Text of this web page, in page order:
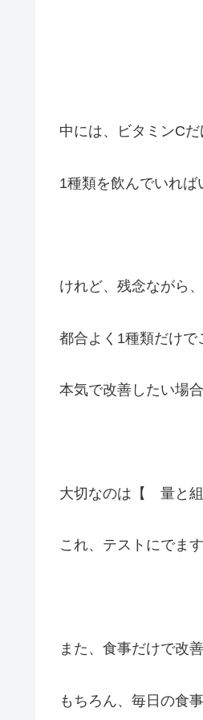
中には、ビタミンCだ
1種類を飲んでいれば
けれど、残念ながら
都合よく1種類だけで
本気で改善したい場
大切なのは【 量と
これ、テストにでま
また、食事だけで改
もちろん、毎日の食